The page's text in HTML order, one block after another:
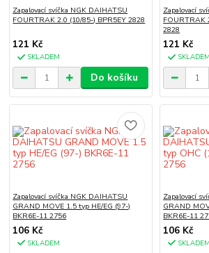
Zapalovací svíčka NGK DAIHATSU
FOURTRAK 2.0 (10/85-) BPR5EY 2828
121 Kč
SKLADEM
Do košíku
Zapalovací
FOURTRAK
2828
121 Kč
SKLADEM
Zapalovací svíčka NGK DAIHATSU
GRAND MOVE 1.5 typ HE/EG (97-)
BKR6E-11 2756
106 Kč
SKLADEM
Zapalovací
GRAND
BKR6E-11
106 Kč
SKLADEM